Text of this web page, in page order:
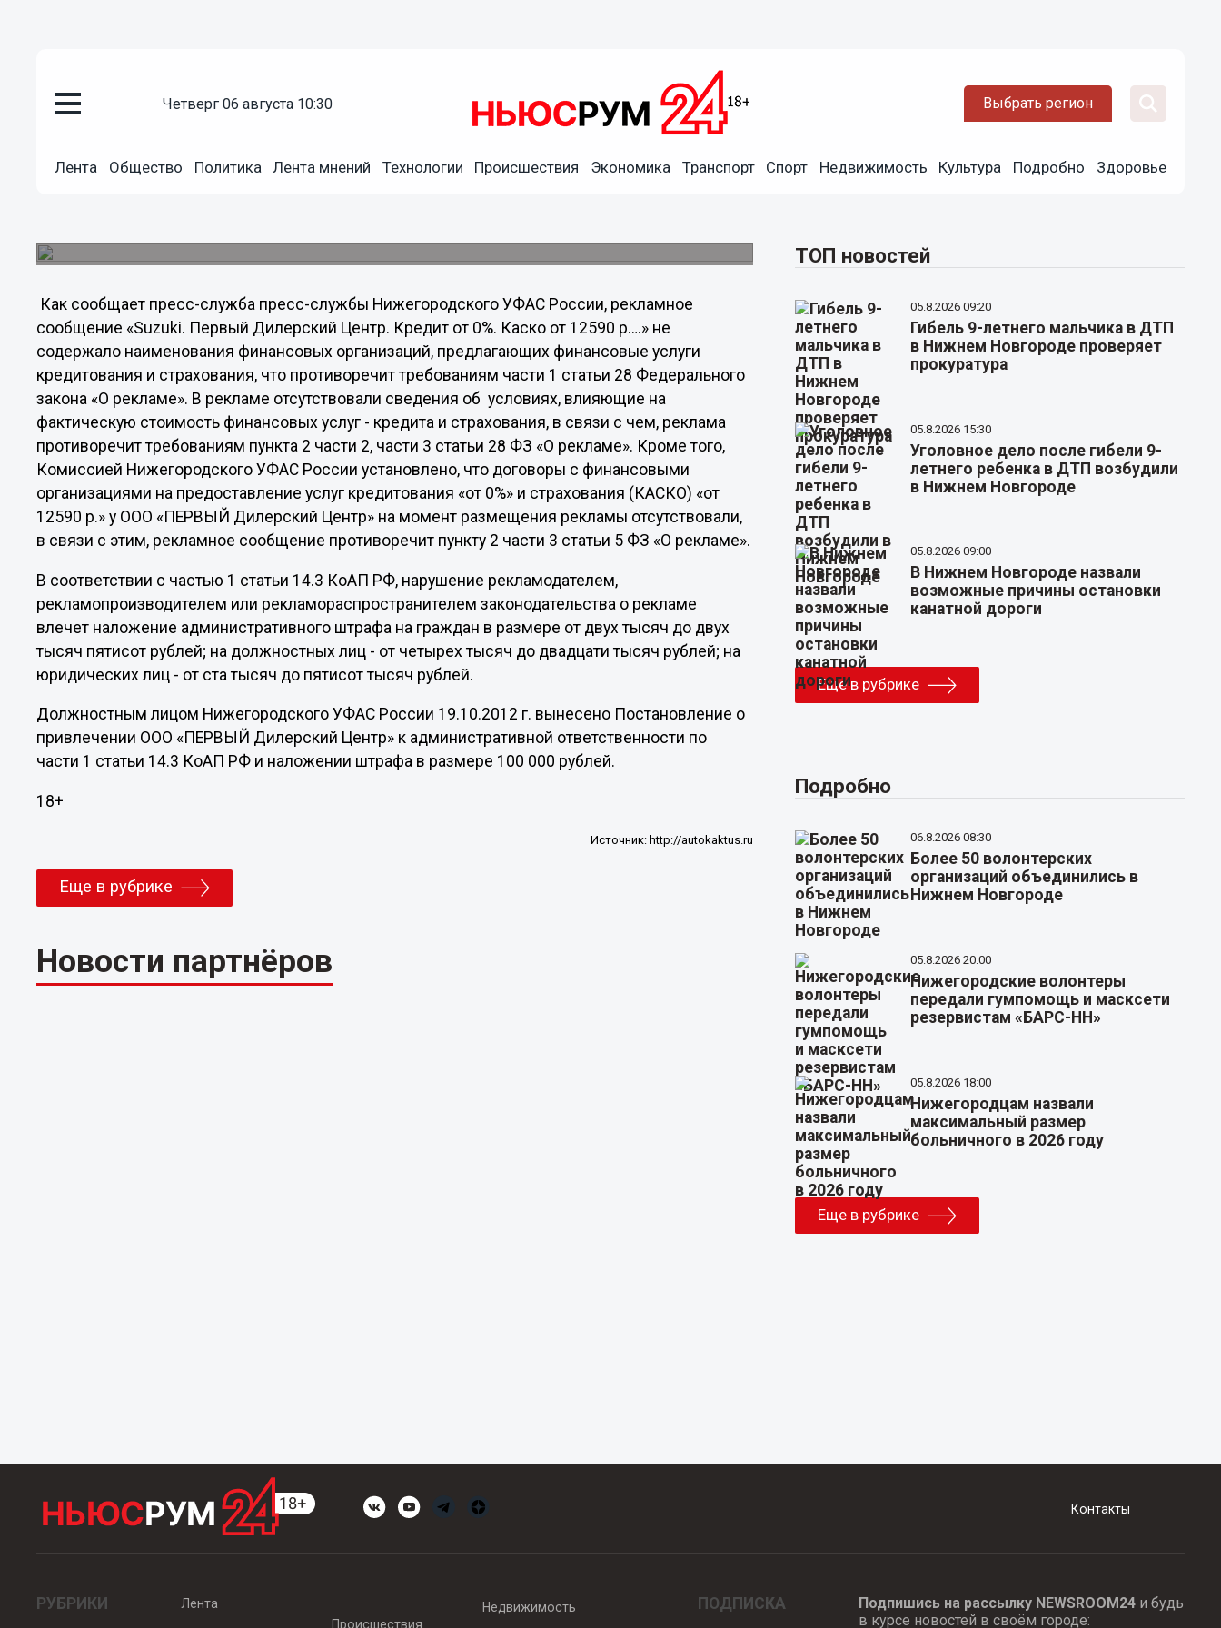
четверг 06 августа 10:30 Выбрать регион
Лента Общество Политика Лента мнений Технологии Происшествия Экономика Транспорт Спорт Недвижимость Культура Подробно Здоровье
Как сообщает пресс-служба пресс-службы Нижегородского УФАС России, рекламное
сообщение «Suzuki. Первый Дилерский Центр. Кредит от 0%. Каско от 12590 р….» не
содержало наименования финансовых организаций, предлагающих финансовые услуги
кредитования и страхования, что противоречит требованиям части 1 статьи 28 Федерального
закона «О рекламе». В рекламе отсутствовали сведения об условиях, влияющие на
фактическую стоимость финансовых услуг - кредита и страхования, в связи с чем, реклама
противоречит требованиям пункта 2 части 2, части 3 статьи 28 ФЗ «О рекламе». Кроме того,
Комиссией Нижегородского УФАС России установлено, что договоры с финансовыми
организациями на предоставление услуг кредитования «от 0%» и страхования (КАСКО) «от
12590 р.» у ООО «ПЕРВЫЙ Дилерский Центр» на момент размещения рекламы отсутствовали,
в связи с этим, рекламное сообщение противоречит пункту 2 части 3 статьи 5 ФЗ «О рекламе».
В соответствии с частью 1 статьи 14.3 КоАП РФ, нарушение рекламодателем,
рекламопроизводителем или рекламораспространителем законодательства о рекламе
влечет наложение административного штрафа на граждан в размере от двух тысяч до двух
тысяч пятисот рублей; на должностных лиц - от четырех тысяч до двадцати тысяч рублей; на
юридических лиц - от ста тысяч до пятисот тысяч рублей.
Должностным лицом Нижегородского УФАС России 19.10.2012 г. вынесено Постановление о
привлечении ООО «ПЕРВЫЙ Дилерский Центр» к административной ответственности по
части 1 статьи 14.3 КоАП РФ и наложении штрафа в размере 100 000 рублей.
18+
Источник: http://autokaktus.ru
Еще в рубрике
Новости партнёров
ТОП новостей
05.8.2026 09:20
Гибель 9-летнего мальчика в ДТП
в Нижнем Новгороде проверяет
прокуратура
05.8.2026 15:30
Уголовное дело после гибели 9-
летнего ребенка в ДТП возбудили
в Нижнем Новгороде
05.8.2026 09:00
В Нижнем Новгороде назвали
возможные причины остановки
канатной дороги
Еще в рубрике
Подробно
06.8.2026 08:30
Более 50 волонтерских
организаций объединились в
Нижнем Новгороде
05.8.2026 20:00
Нижегородские волонтеры
передали гумпомощь и масксети
резервистам «БАРС-НН»
05.8.2026 18:00
Нижегородцам назвали
максимальный размер
больничного в 2026 году
Еще в рубрике
Контакты
РУБРИКИ
Лента
Происшествия
Недвижимость ПОДПИСКА Подпишись на рассылку NEWSROOM24и будь
в курсе новостей в своём городе: